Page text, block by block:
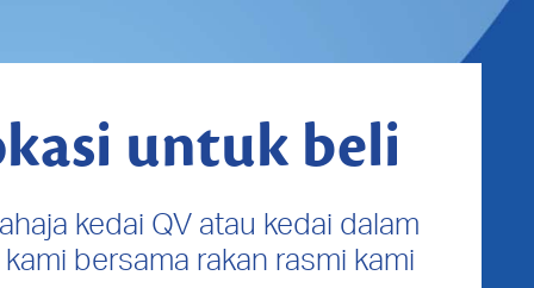
untuk beli
kedai QV atau kedai dalam
bersama rakan rasmi kami